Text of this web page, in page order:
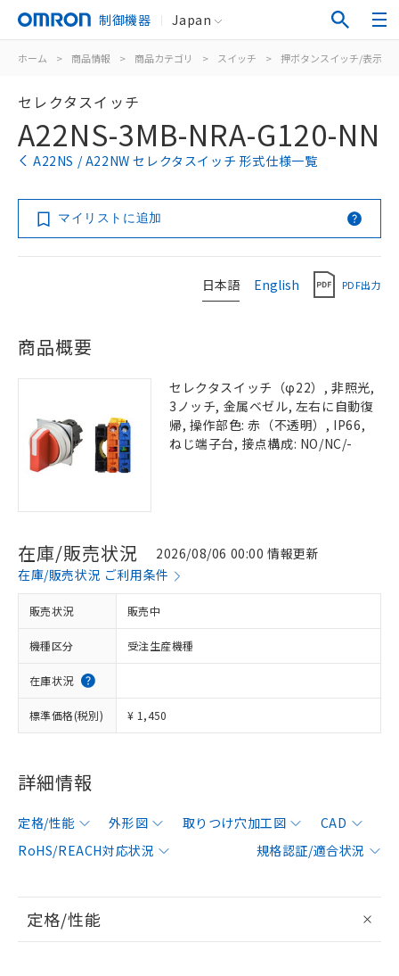
制御機器 Japan
ホーム > 商品情報 > 商品カテゴリ > スイッチ > 押ボタンスイッチ/表示灯
セレクタスイッチ
A22NS-3MB-NRA-G120-NN
A22NS / A22NW セレクタスイッチ 形式仕様一覧
マイリストに追加
日本語 English PDF出力
商品概要
セレクタスイッチ（φ22）, 非照光,
3ノッチ, 金属ベゼル, 左右に自動復
帰, 操作部色: 赤（不透明）, IP66,
ねじ端子台, 接点構成: NO/NC/-
在庫/販売状況
2026/08/06 00:00 情報更新
在庫/販売状況 ご利用条件
販売状況 販売中
機種区分 受注生産機種
在庫状況
標準価格(税別) ¥ 1,450
詳細情報
定格/性能 外形図 取りつけ穴加工図
CAD
RoHS/REACH対応状況
規格認証/適合状況
定格/性能